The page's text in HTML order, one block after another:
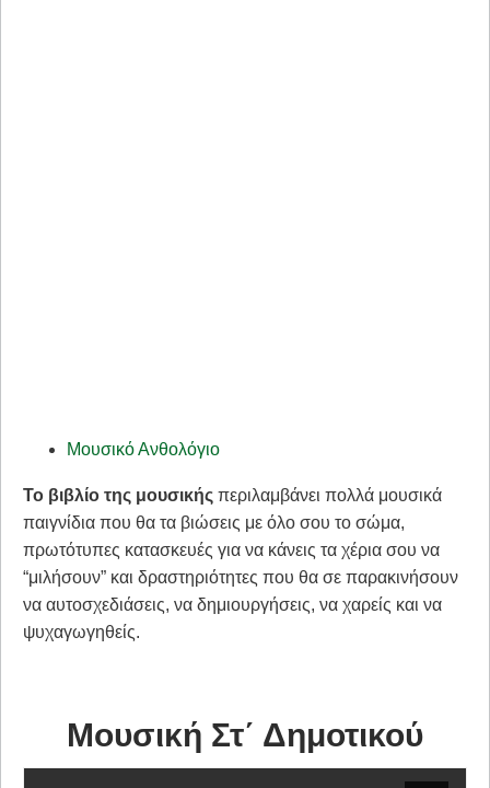
Μουσικό Ανθολόγιο
Το βιβλίο της μουσικής περιλαμβάνει πολλά μουσικά
παιγνίδια που θα τα βιώσεις με όλο σου το σώμα,
πρωτότυπες κατασκευές για να κάνεις τα χέρια σου να
“μιλήσουν” και δραστηριότητες που θα σε παρακινήσουν
να αυτοσχεδιάσεις, να δημιουργήσεις, να χαρείς και να
ψυχαγωγηθείς.
Μουσική Στ΄ Δημοτικού